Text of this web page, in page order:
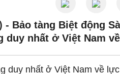
- Bảo tàng Biệt động
duy nhất ở Việt Nam